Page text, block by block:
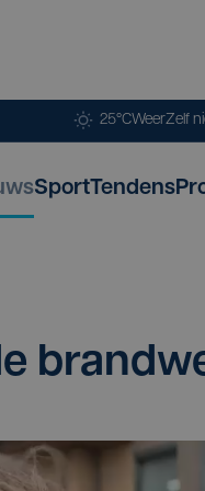
25°CWeerZelf
SportTendens